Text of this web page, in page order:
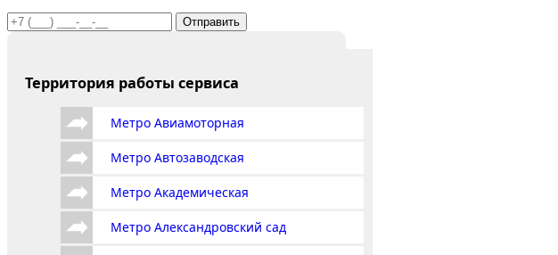
Отправить
Территория работы сервиса
Метро Авиамоторная
Метро Автозаводская
Метро Академическая
Метро Александровский сад